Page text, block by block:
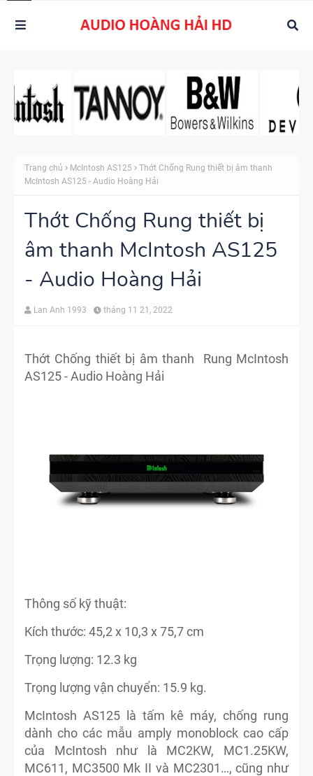
Trang chủ McIntosh AS125
Thớt Chống Rung thiết bị âm thanh
McIntosh AS125 - Audio Hoàng Hải
Thớt Chống Rung thiết bị
âm thanh McIntosh AS125
- Audio Hoàng Hải
Lan Anh 1993 tháng 11 21, 2022
Thớt Chống thiết bị âm thanh Rung McIntosh
AS125 - Audio Hoàng Hải
Thông số kỹ thuật:
Kích thước: 45,2 x 10,3 x 75,7 cm
Trọng lượng: 12.3 kg
Trọng lượng vận chuyển: 15.9 kg.
McIntosh AS125 là tấm kê máy, chống rung
dành cho các mẫu amply monoblock cao cấp
của McIntosh như là MC2KW, MC1.25KW,
MC611, MC3500 Mk II và MC2301…, cũng như